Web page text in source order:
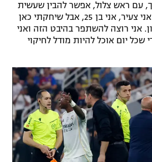
עם ראש צלול, אפשר להבין שעשית
טעות. דברים כאלה קורים. אני צעיר, אני בן 25, אבל שיחקתי כאן
אני רוצה להשתפר בהיבט הזה ואני
יום אוכל להיות מודל לחיקוי